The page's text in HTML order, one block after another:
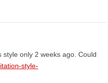
only 2 weeks ago. Could
style-